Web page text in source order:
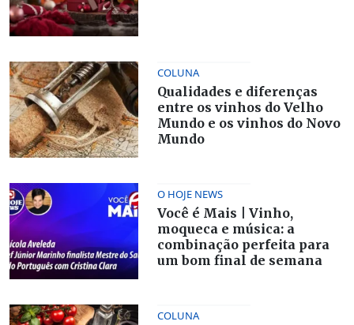
COLUNA
Qualidades e diferenças
entre os vinhos do Velho
Mundo e os vinhos do Novo
Mundo
O HOJE NEWS
Você é Mais | Vinho,
moqueca e música: a
combinação perfeita para
um bom final de semana
COLUNA